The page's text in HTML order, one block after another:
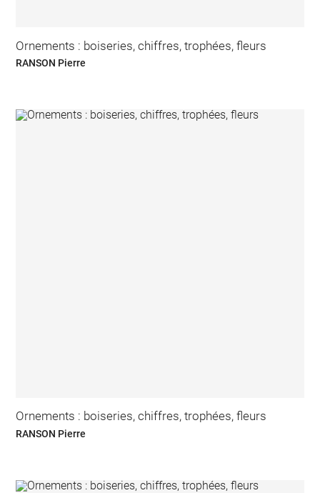
Ornements : boiseries, chiffres, trophées, fleurs
RANSON Pierre
Ornements : boiseries, chiffres, trophées, fleurs
RANSON Pierre